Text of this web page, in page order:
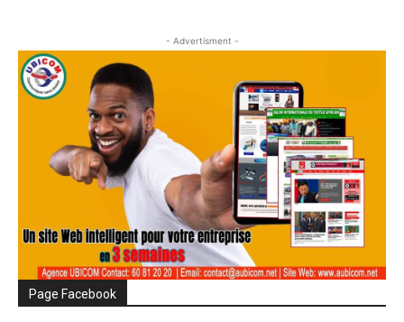
- Advertisment -
Page Facebook